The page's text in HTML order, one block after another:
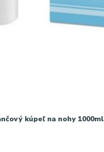
kúpeľ na nohy 1000ml